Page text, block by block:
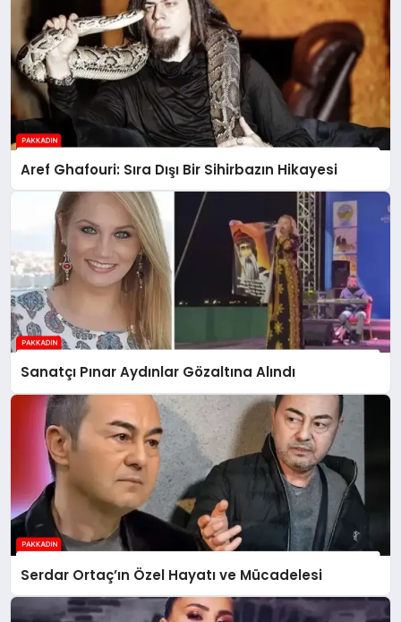
Aref Ghafouri: Sıra Dışı Bir Sihirbazın Hikayesi
Sanatçı Pınar Aydınlar Gözaltına Alındı
Serdar Ortaç’ın Özel Hayatı ve Mücadelesi